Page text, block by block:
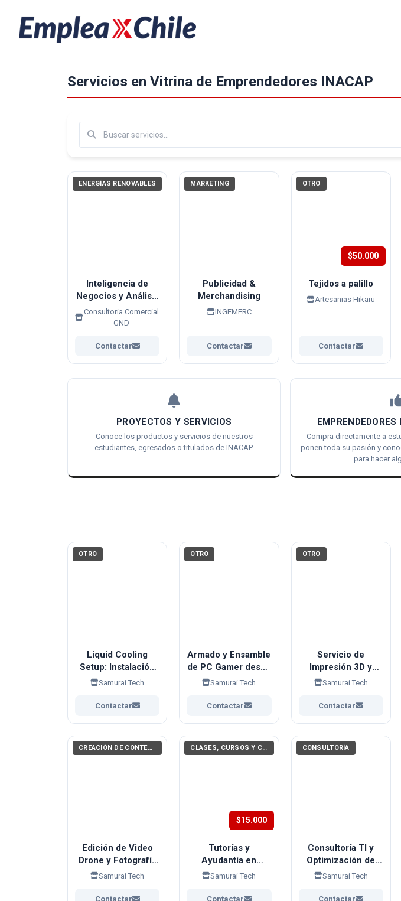
Servicios en Vitrina de Emprendedores INACAP
Buscar
ENERGÍAS RENOVABLES
Inteligencia de
Negocios y Análisis
Estratégico en
Energías
Consultoria Comercial
GND
Contactar
MARKETING
Publicidad &
Merchandising
INGEMERC
Contactar
OTRO
$50.000
Tejidos a palillo
Artesanias Hikaru
Contactar
PROYECTOS Y SERVICIOS
Conoce los productos y servicios de nuestros
estudiantes, egresados o titulados de INACAP.
Compra directamente a
ponen toda su pasión y
para hacer
OTRO
Liquid Cooling
Setup: Instalación
de Refrigeraciones
Gamer
Samurai Tech
Contactar
OTRO
Armado y Ensamble
de PC Gamer desde
Cero
Samurai Tech
Contactar
OTRO
Servicio de
Impresión 3D y
Modelado de
Samurai Tech
Contactar
CREACIÓN DE CONTENIDO AUDIOVISUAL
Edición de Video
Drone y Fotografía
Aérea para
Samurai Tech
Contactar
CLASES, CURSOS Y CAPACITACIONES
$15.000
Tutorías y
Ayudantía en
Informática,
Redes
Samurai Tech
Contactar
CONSULTORÍA
Consultoría TI y
Optimización de
Procesos para
Samurai Tech
Contactar